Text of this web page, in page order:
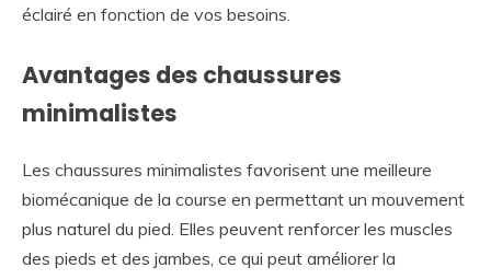
éclairé en fonction de vos besoins.
Avantages des chaussures
minimalistes
Les chaussures minimalistes favorisent une meilleure
biomécanique de la course en permettant un mouvement
plus naturel du pied. Elles peuvent renforcer les muscles
des pieds et des jambes, ce qui peut améliorer la